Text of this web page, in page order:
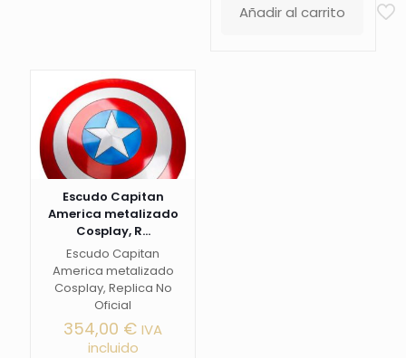
Añadir al carrito
Escudo Capitan
America metalizado
Cosplay, R...
Escudo Capitan
America metalizado
Cosplay, Replica No
Oficial
354,00 € IVA
incluido